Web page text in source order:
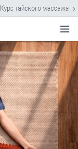
Курс тайского массажа ›